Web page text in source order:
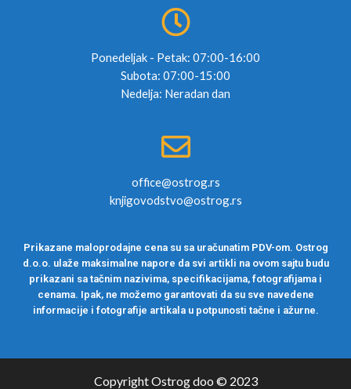
Ponedeljak - Petak: 07:00-16:00
Subota: 07:00-15:00
Nedelja: Neradan dan
office@ostrog.rs
knjigovodstvo@ostrog.rs
Prikazane maloprodajne cena su sa uračunatim PDV-om. Ostrog
d.o.o. ulaže maksimalne napore da svi artikli na ovom sajtu budu
prikazani sa tačnim nazivima, specifikacijama, fotografijama i
cenama. Ipak, ne možemo garantovati da su sve navedene
informacije i fotografije artikala u potpunosti tačne i ažurne.
Copyright Ostrog doo © 2023